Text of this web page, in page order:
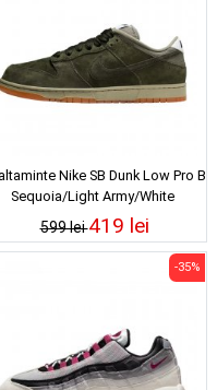
Nike SB Dunk Low Pro B
Sequoia/Light Army/White
599 lei419 lei
-35%